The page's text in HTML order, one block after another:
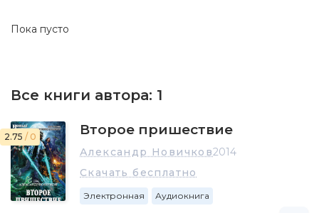
Пока пусто
Все книги автора: 1
2.75 / 0 Второе пришествие
Александр Новичков2014
Скачать бесплатно
Электронная Аудиокнига